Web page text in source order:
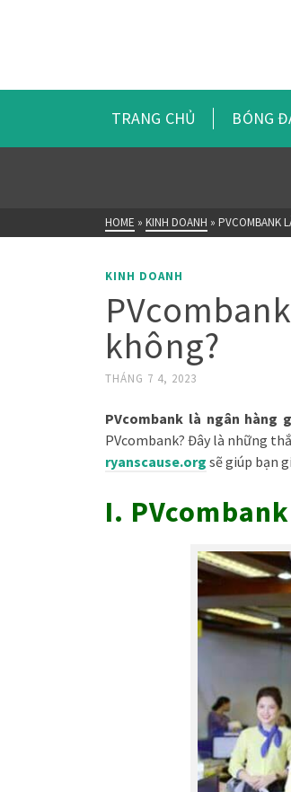
TRANG CHỦ BÓNG
HOME » KINH DOANH » PVCOMBANK
KINH DOANH
không?
THÁNG 7 4, 2023
PVcombank là ngân hàng
PVcombank? Đây là những
ryanscause.org sẽ giúp bạn
I.